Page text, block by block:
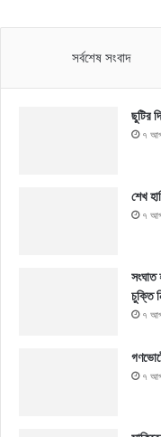
সর্বশেষ সংবাদ
ছুটির
৭
শেখ
৭
সংঘাত
চুক্তি
৭
৭